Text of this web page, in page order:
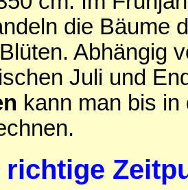
die Bäume
Abhängig
Juli und
kann man bis
richtige